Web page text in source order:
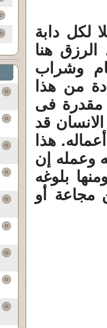
لكل دابة
هنا
وشراب
من هذا
مقدرة فى
قد
هذا
وعمله إن
بلوغه
مجاعة أو